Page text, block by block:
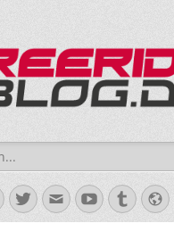
Facebook
Twitter
E-
Mail
YouTube
Tumblr